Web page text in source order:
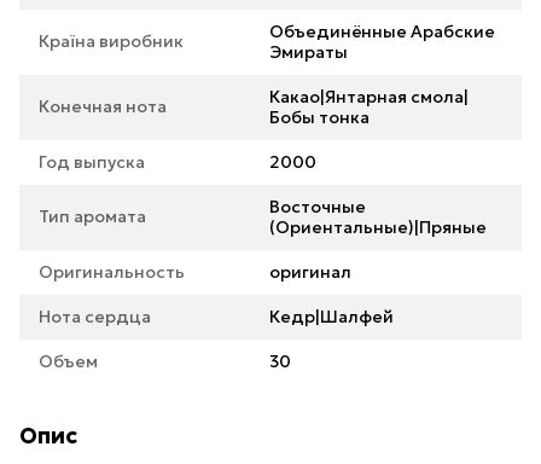
Країна виробник
Объединённые Арабские
Эмираты
Конечная нота
Какао|Янтарная смола|
Бобы тонка
Год выпуска 2000
Тип аромата
Восточные
(Ориентальные)|Пряные
Оригинальность оригинал
Нота сердца Кедр|Шалфей
Объем 30
Опис